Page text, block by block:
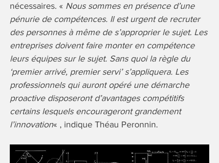
nécessaires. « Nous sommes en présence d’une
pénurie de compétences. Il est urgent de recruter
des personnes à même de s’approprier le sujet. Les
entreprises doivent faire monter en compétence
leurs équipes sur le sujet. Sans quoi la règle du
‘premier arrivé, premier servi’ s’appliquera. Les
professionnels qui auront opéré une démarche
proactive disposeront d’avantages compétitifs
certains lesquels encourageront grandement
l’innovation« , indique Théau Peronnin.